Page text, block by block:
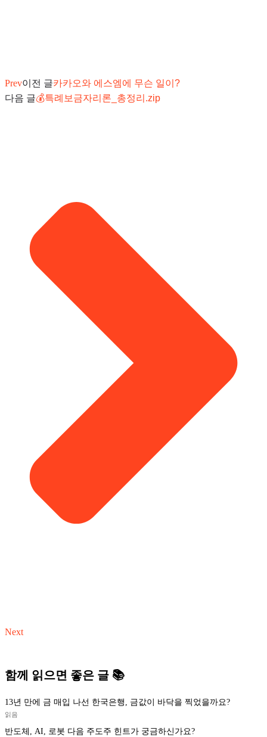
Prev이전 글카카오와 에스엠에 무슨 일이?
다음 글💰특례보금자리론_총정리.zip
Next
함께 읽으면 좋은 글 📚
13년 만에 금 매입 나선 한국은행, 금값이 바닥을 찍었을까요?
읽음
반도체, AI, 로봇 다음 주도주 힌트가 궁금하신가요?